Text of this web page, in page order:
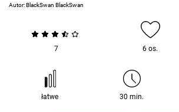
Autor:BlackSwan BlackSwan
7 6 os.
łatwe 30 min.